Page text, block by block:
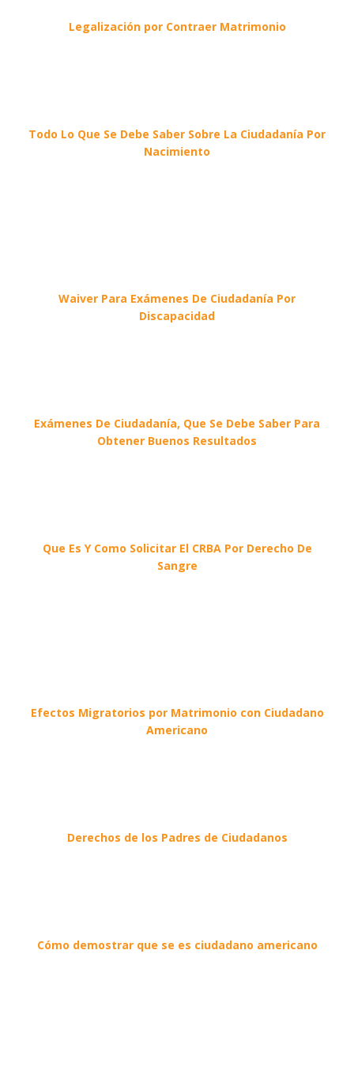
Legalización por Contraer Matrimonio
Todo Lo Que Se Debe Saber Sobre La Ciudadanía Por
Nacimiento
Waiver Para Exámenes De Ciudadanía Por
Discapacidad
Exámenes De Ciudadanía, Que Se Debe Saber Para
Obtener Buenos Resultados
Que Es Y Como Solicitar El CRBA Por Derecho De
Sangre
Efectos Migratorios por Matrimonio con Ciudadano
Americano
Derechos de los Padres de Ciudadanos
Cómo demostrar que se es ciudadano americano